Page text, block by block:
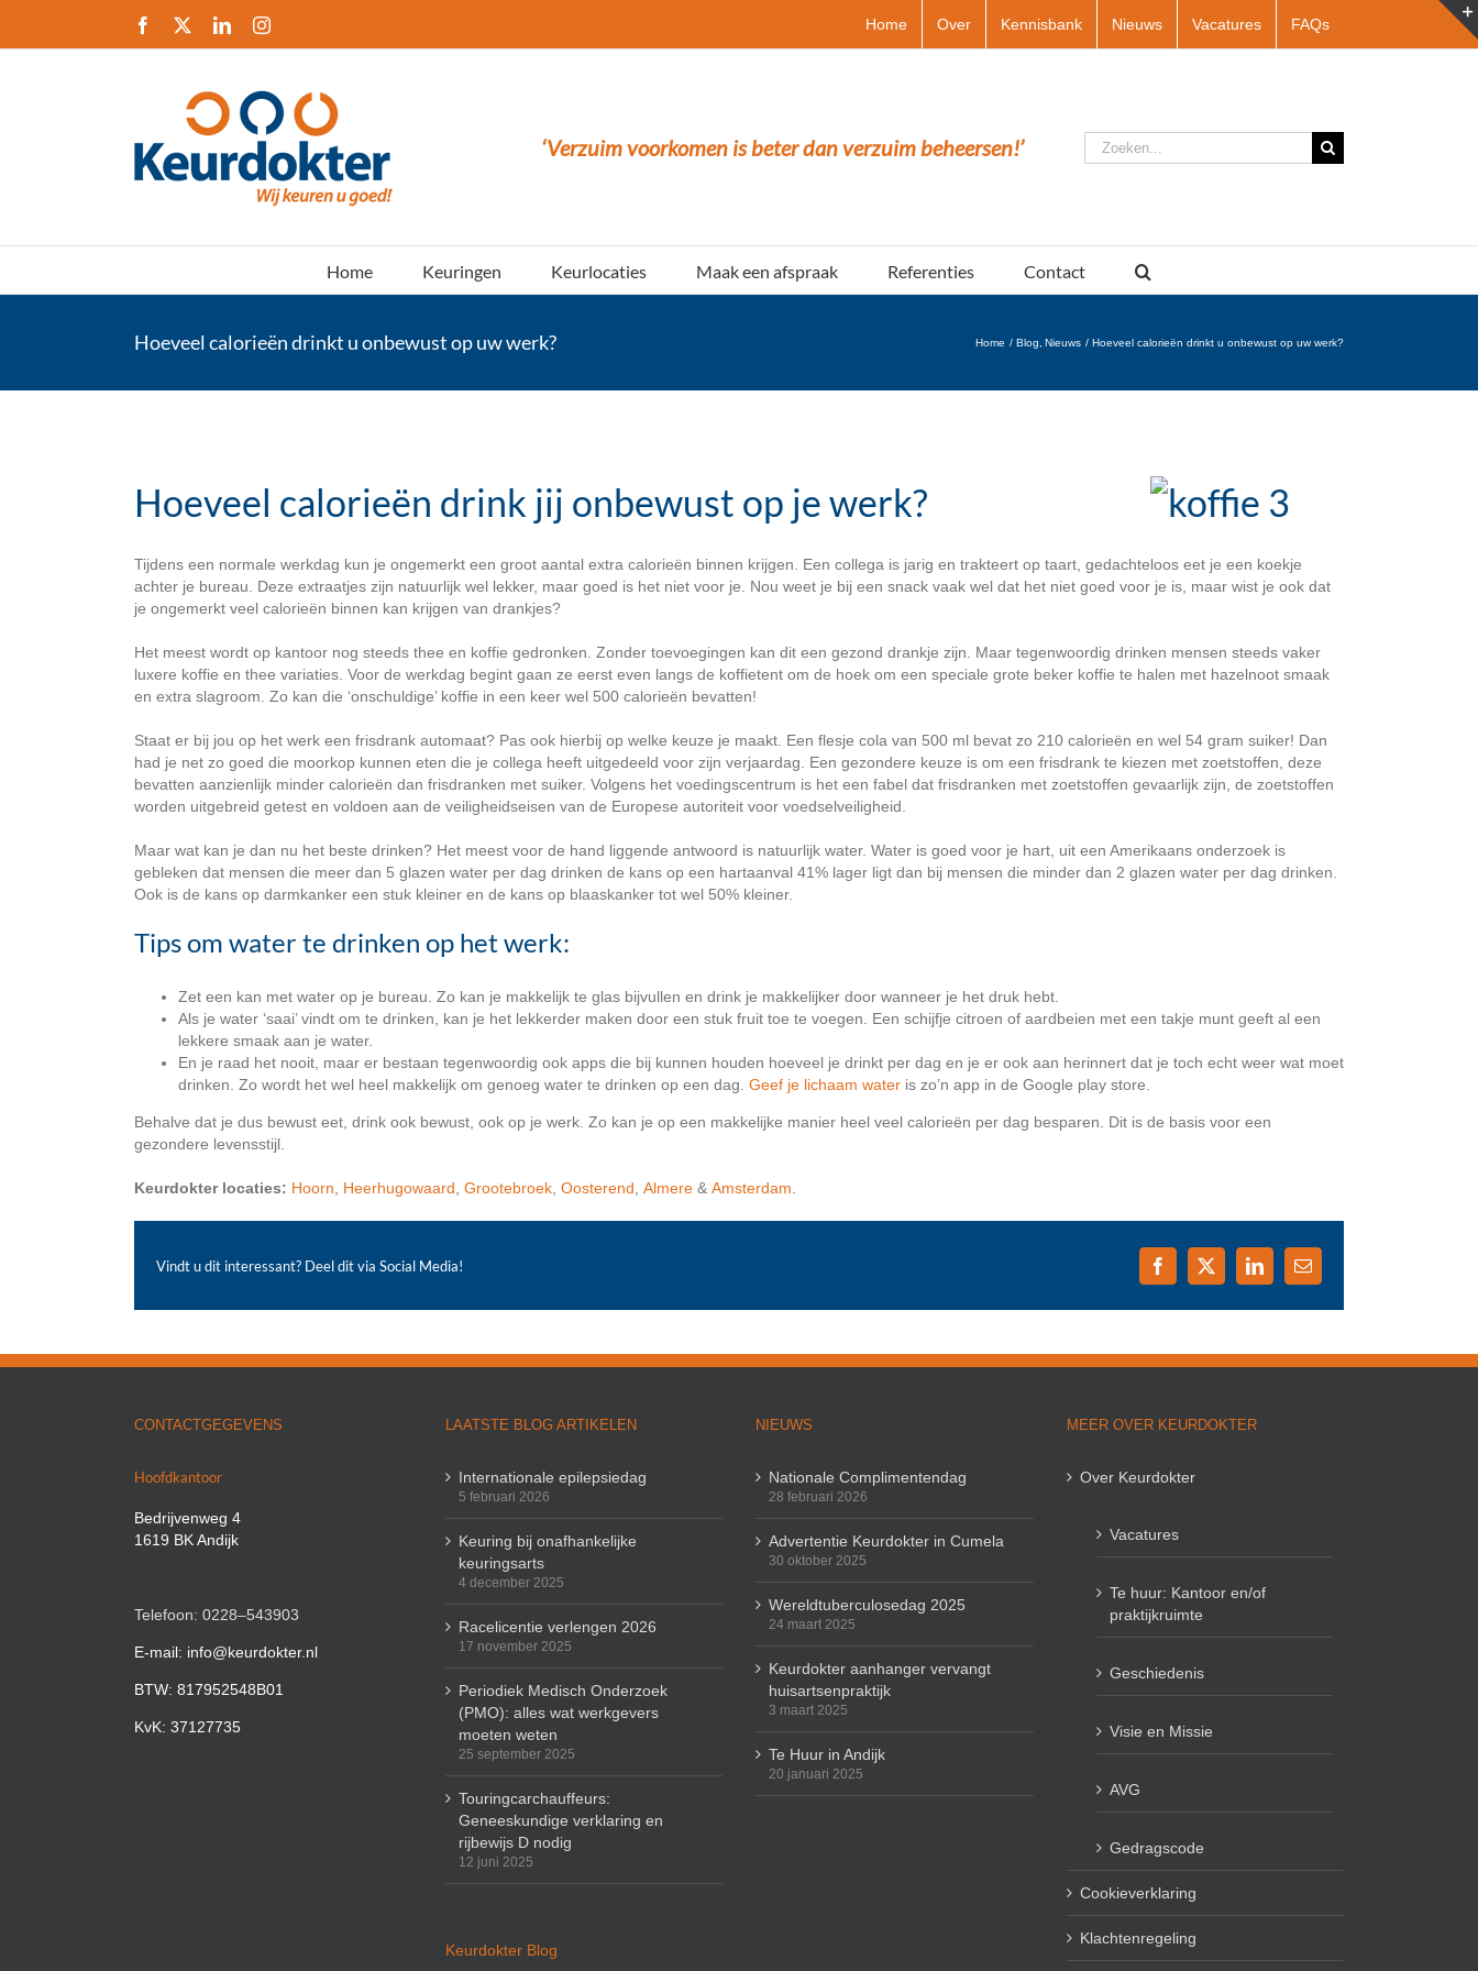
inhoud
Facebook LinkedInInstagram Home Over Kennisbank Nieuws Vacatures FAQs
‘Verzuim voorkomen is beter dan verzuim beheersen!’
Zoeken
naar:
Home Keuringen Keurlocaties Maak een afspraak Referenties Contact
Hoeveel calorieën drinkt u onbewust op uw werk? Home Blog Nieuws Hoeveel calorieën drinkt u onbewust op uw werk?
Hoeveel calorieën drink jij onbewust op je werk?
Tijdens een normale werkdag kun je ongemerkt een groot aantal extra calorieën binnen krijgen. Een collega is jarig en trakteert op taart, gedachteloos eet je een koekje
achter je bureau. Deze extraatjes zijn natuurlijk wel lekker, maar goed is het niet voor je. Nou weet je bij een snack vaak wel dat het niet goed voor je is, maar wist je ook dat
je ongemerkt veel calorieën binnen kan krijgen van drankjes?
Het meest wordt op kantoor nog steeds thee en koffie gedronken. Zonder toevoegingen kan dit een gezond drankje zijn. Maar tegenwoordig drinken mensen steeds vaker
luxere koffie en thee variaties. Voor de werkdag begint gaan ze eerst even langs de koffietent om de hoek om een speciale grote beker koffie te halen met hazelnoot smaak
en extra slagroom. Zo kan die ‘onschuldige’ koffie in een keer wel 500 calorieën bevatten!
Staat er bij jou op het werk een frisdrank automaat? Pas ook hierbij op welke keuze je maakt. Een flesje cola van 500 ml bevat zo 210 calorieën en wel 54 gram suiker! Dan
had je net zo goed die moorkop kunnen eten die je collega heeft uitgedeeld voor zijn verjaardag. Een gezondere keuze is om een frisdrank te kiezen met zoetstoffen, deze
bevatten aanzienlijk minder calorieën dan frisdranken met suiker. Volgens het voedingscentrum is het een fabel dat frisdranken met zoetstoffen gevaarlijk zijn, de zoetstoffen
worden uitgebreid getest en voldoen aan de veiligheidseisen van de Europese autoriteit voor voedselveiligheid.
Maar wat kan je dan nu het beste drinken? Het meest voor de hand liggende antwoord is natuurlijk water. Water is goed voor je hart, uit een Amerikaans onderzoek is
gebleken dat mensen die meer dan 5 glazen water per dag drinken de kans op een hartaanval 41% lager ligt dan bij mensen die minder dan 2 glazen water per dag drinken.
Ook is de kans op darmkanker een stuk kleiner en de kans op blaaskanker tot wel 50% kleiner.
Tips om water te drinken op het werk:
Zet een kan met water op je bureau. Zo kan je makkelijk te glas bijvullen en drink je makkelijker door wanneer je het druk hebt.
Als je water ‘saai’ vindt om te drinken, kan je het lekkerder maken door een stuk fruit toe te voegen. Een schijfje citroen of aardbeien met een takje munt geeft al een
lekkere smaak aan je water.
En je raad het nooit, maar er bestaan tegenwoordig ook apps die bij kunnen houden hoeveel je drinkt per dag en je er ook aan herinnert dat je toch echt weer wat moet
drinken. Zo wordt het wel heel makkelijk om genoeg water te drinken op een dag. Geef je lichaam water is zo’n app in de Google play store.
Behalve dat je dus bewust eet, drink ook bewust, ook op je werk. Zo kan je op een makkelijke manier heel veel calorieën per dag besparen. Dit is de basis voor een
gezondere levensstijl.
Keurdokter locaties: Hoorn Heerhugowaard Grootebroek Oosterend Almere & Amsterdam
Vindt u dit interessant? Deel dit via Social Media! Facebook
X LinkedIn
E-
mail
CONTACTGEGEVENS
Hoofdkantoor
Bedrijvenweg 4
1619 BK Andijk
Telefoon: 0228–543903
E-mail: info@keurdokter.nl
BTW: 817952548B01
KvK: 37127735
LAATSTE BLOG ARTIKELEN
Internationale epilepsiedag
5 februari 2026
Keuring bij onafhankelijke
keuringsarts
4 december 2025
Racelicentie verlengen 2026
17 november 2025
Periodiek Medisch Onderzoek
(PMO): alles wat werkgevers
moeten weten
25 september 2025
Touringcarchauffeurs:
Geneeskundige verklaring en
rijbewijs D nodig
12 juni 2025
Keurdokter Blog
NIEUWS
Nationale Complimentendag
28 februari 2026
Advertentie Keurdokter in Cumela
30 oktober 2025
Wereldtuberculosedag 2025
24 maart 2025
Keurdokter aanhanger vervangt
huisartsenpraktijk
3 maart 2025
Te Huur in Andijk
20 januari 2025
MEER OVER KEURDOKTER
Over Keurdokter
Vacatures
Te huur: Kantoor en/of
praktijkruimte
Geschiedenis
Visie en Missie
AVG
Gedragscode
Cookieverklaring
Klachtenregeling